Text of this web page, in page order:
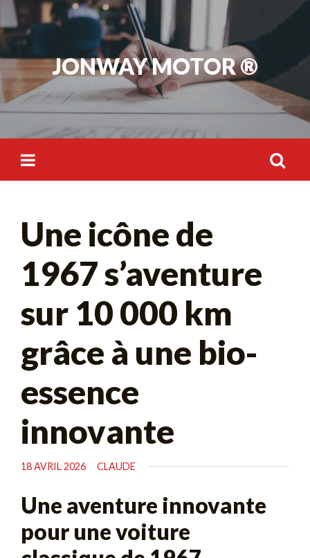
Skip
to
content
JONWAY MOTOR ®
Une icône de
1967 s’aventure
sur 10 000 km
grâce à une bio-
essence
innovante
18 AVRIL 2026 CLAUDE
Une aventure innovante
pour une voiture